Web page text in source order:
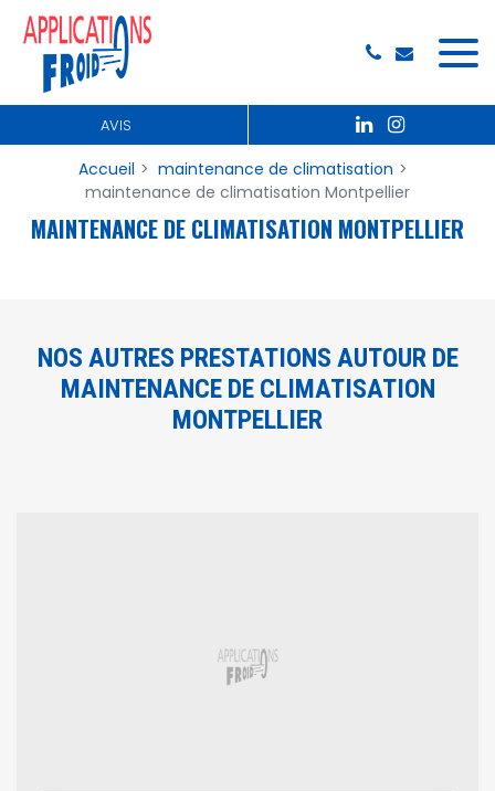
AVIS
Accueil
maintenance de climatisation
maintenance de climatisation Montpellier
MAINTENANCE DE CLIMATISATION MONTPELLIER
NOS AUTRES PRESTATIONS AUTOUR DE
MAINTENANCE DE CLIMATISATION
MONTPELLIER
Panneau de gestion des cookies